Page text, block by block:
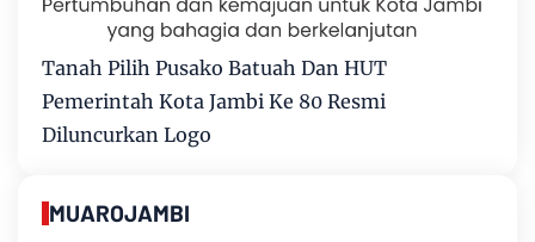
Tanah Pilih Pusako Batuah Dan HUT
Pemerintah Kota Jambi Ke 80 Resmi
Diluncurkan Logo
MUAROJAMBI